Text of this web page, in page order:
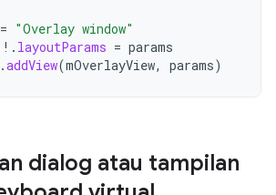
= "Overlay window"
. layoutParams = params
.addView(mOverlayView, params)
dialog atau tampilan